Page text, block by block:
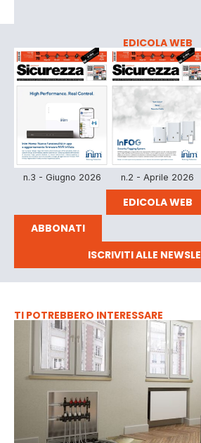
EDICOLA WEB
n.3 - Giugno 2026 n.2 - Aprile 2026
EDICOLA WEB
ABBONATI
ISCRIVITI ALLE
TI POTREBBERO INTERESSARE